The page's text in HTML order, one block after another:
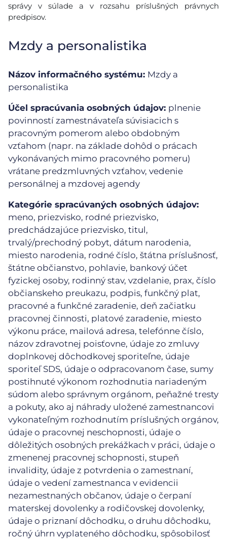
správy v súlade a v rozsahu príslušných právnych
predpisov.
Mzdy a personalistika
Názov informačného systému: Mzdy a
personalistika
Účel spracúvania osobných údajov: plnenie
povinností zamestnávateľa súvisiacich s
pracovným pomerom alebo obdobným
vzťahom (napr. na základe dohôd o prácach
vykonávaných mimo pracovného pomeru)
vrátane predzmluvných vzťahov, vedenie
personálnej a mzdovej agendy
Kategórie spracúvaných osobných údajov:
meno, priezvisko, rodné priezvisko,
predchádzajúce priezvisko, titul,
trvalý/prechodný pobyt, dátum narodenia,
miesto narodenia, rodné číslo, štátna príslušnosť,
štátne občianstvo, pohlavie, bankový účet
fyzickej osoby, rodinný stav, vzdelanie, prax, číslo
občianskeho preukazu, podpis, funkčný plat,
pracovné a funkčné zaradenie, deň začiatku
pracovnej činnosti, platové zaradenie, miesto
výkonu práce, mailová adresa, telefónne číslo,
názov zdravotnej poisťovne, údaje zo zmluvy
doplnkovej dôchodkovej sporiteľne, údaje
sporiteľ SDS, údaje o odpracovanom čase, sumy
postihnuté výkonom rozhodnutia nariadeným
súdom alebo správnym orgánom, peňažné tresty
a pokuty, ako aj náhrady uložené zamestnancovi
vykonateľným rozhodnutím príslušných orgánov,
údaje o pracovnej neschopnosti, údaje o
dôležitých osobných prekážkach v práci, údaje o
zmenenej pracovnej schopnosti, stupeň
invalidity, údaje z potvrdenia o zamestnaní,
údaje o vedení zamestnanca v evidencii
nezamestnaných občanov, údaje o čerpaní
materskej dovolenky a rodičovskej dovolenky,
údaje o priznaní dôchodku, o druhu dôchodku,
ročný úhrn vyplateného dôchodku, spôsobilosť